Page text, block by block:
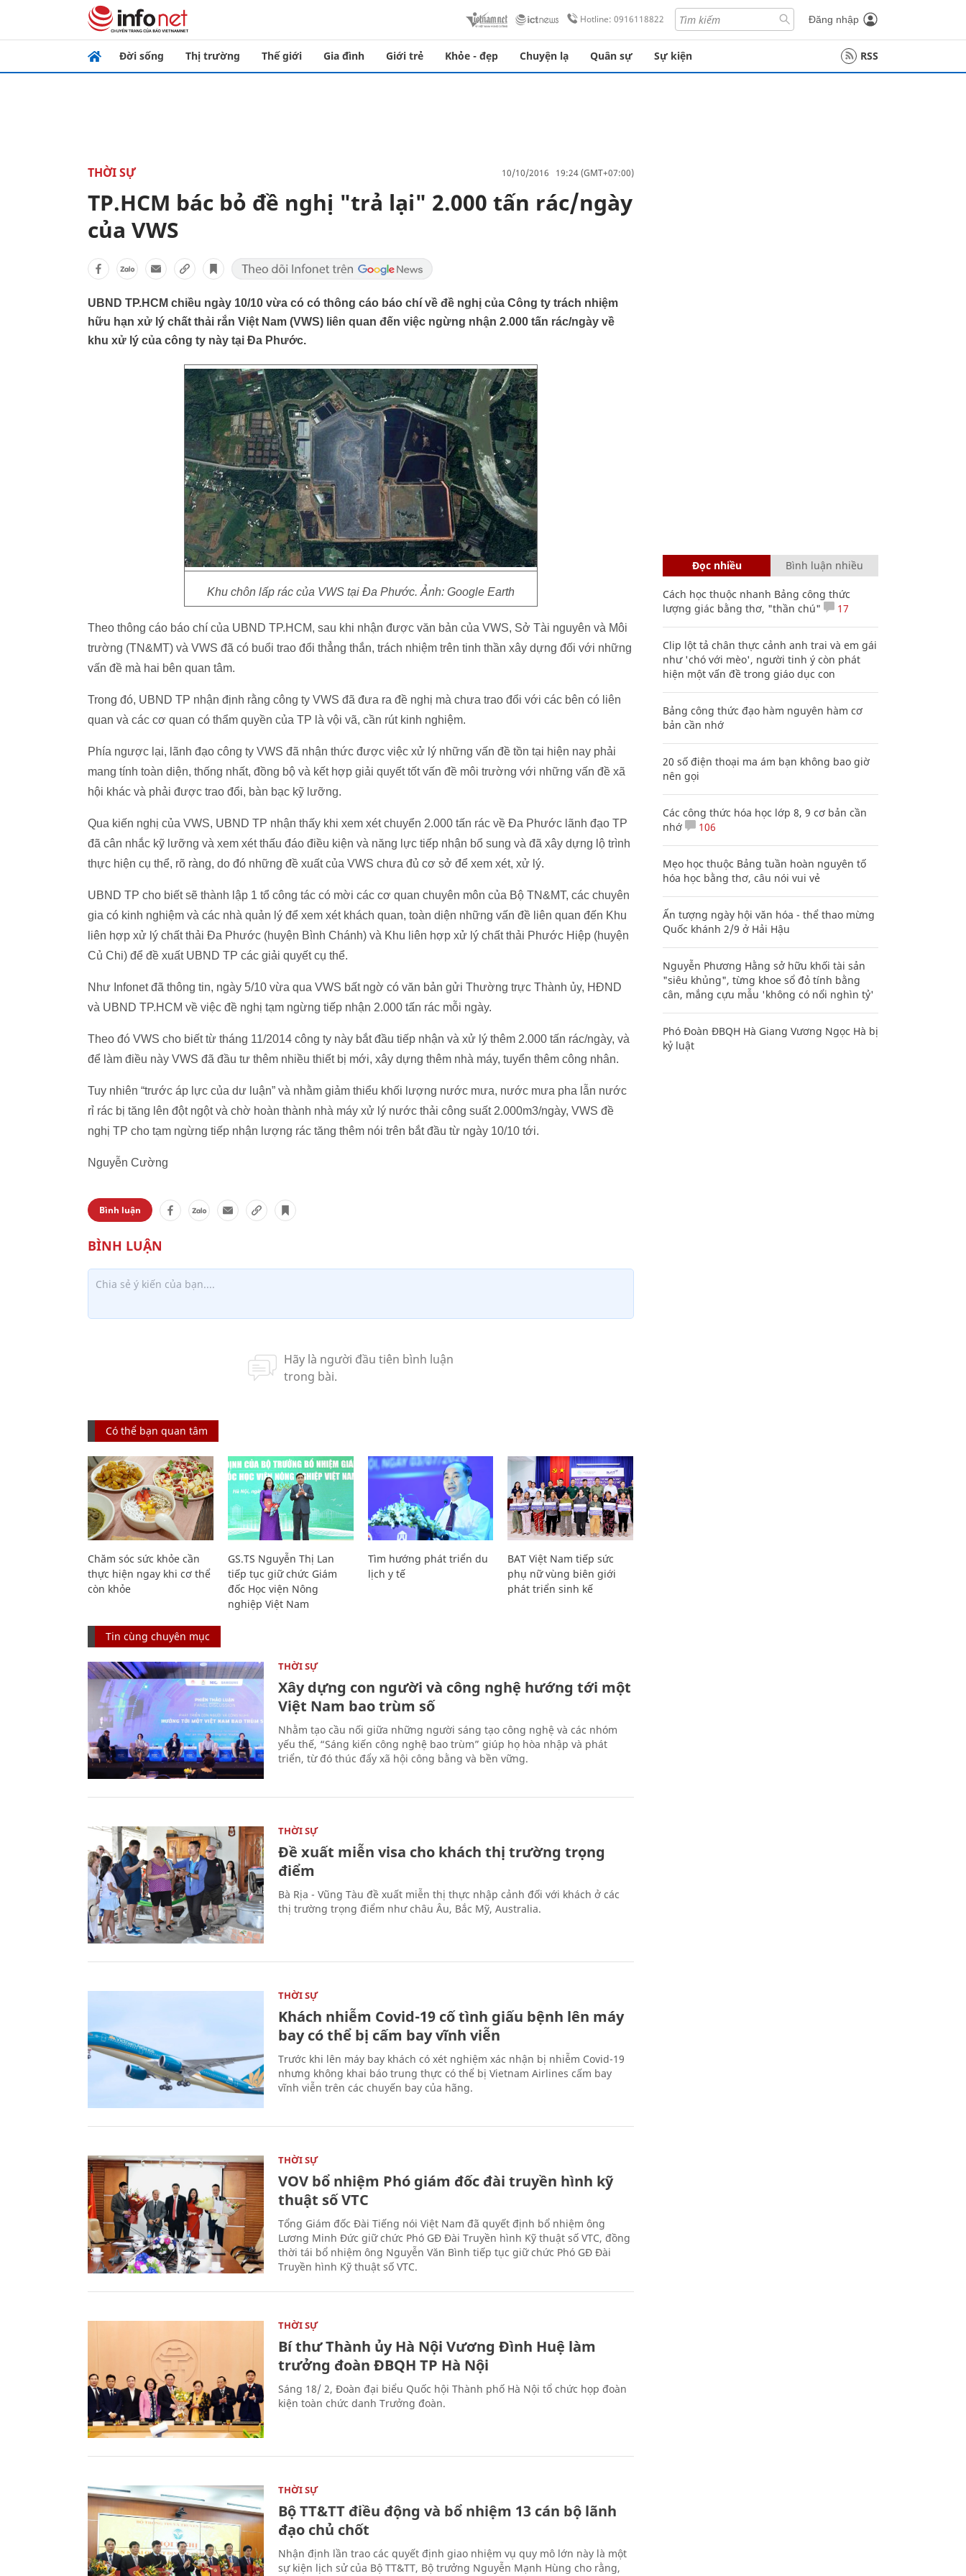
Hotline: 0916118822 Đăng nhập
Đời sống Thị trường Thế giới Gia đình Giới trẻ Khỏe - đẹp Chuyện lạ Quân sự Sự kiện RSS
THỜI SỰ 10/10/2016 19:24 (GMT+07:00)
TP.HCM bác bỏ đề nghị "trả lại" 2.000 tấn rác/ngày
của VWS
UBND TP.HCM chiều ngày 10/10 vừa có có thông cáo báo chí về đề nghị của Công ty trách nhiệm
hữu hạn xử lý chất thải rắn Việt Nam (VWS) liên quan đến việc ngừng nhận 2.000 tấn rác/ngày về
khu xử lý của công ty này tại Đa Phước.
Khu chôn lấp rác của VWS tại Đa Phước. Ảnh: Google Earth
Theo thông cáo báo chí của UBND TP.HCM, sau khi nhận được văn bản của VWS, Sở Tài nguyên và Môi
trường (TN&MT) và VWS đã có buổi trao đổi thẳng thắn, trách nhiệm trên tinh thần xây dựng đối với những
vấn đề mà hai bên quan tâm.
Trong đó, UBND TP nhận định rằng công ty VWS đã đưa ra đề nghị mà chưa trao đổi với các bên có liên
quan và các cơ quan có thẩm quyền của TP là vội vã, cần rút kinh nghiệm.
Phía ngược lại, lãnh đạo công ty VWS đã nhận thức được việc xử lý những vấn đề tồn tại hiện nay phải
mang tính toàn diện, thống nhất, đồng bộ và kết hợp giải quyết tốt vấn đề môi trường với những vấn đề xã
hội khác và phải được trao đổi, bàn bạc kỹ lưỡng.
Qua kiến nghị của VWS, UBND TP nhận thấy khi xem xét chuyển 2.000 tấn rác về Đa Phước lãnh đạo TP
đã cân nhắc kỹ lưỡng và xem xét thấu đáo điều kiện và năng lực tiếp nhận bổ sung và đã xây dựng lộ trình
thực hiện cụ thể, rõ ràng, do đó những đề xuất của VWS chưa đủ cơ sở để xem xét, xử lý.
UBND TP cho biết sẽ thành lập 1 tổ công tác có mời các cơ quan chuyên môn của Bộ TN&MT, các chuyên
gia có kinh nghiệm và các nhà quản lý để xem xét khách quan, toàn diện những vấn đề liên quan đến Khu
liên hợp xử lý chất thải Đa Phước (huyện Bình Chánh) và Khu liên hợp xử lý chất thải Phước Hiệp (huyện
Củ Chi) để đề xuất UBND TP các giải quyết cụ thể.
Như Infonet đã thông tin, ngày 5/10 vừa qua VWS bất ngờ có văn bản gửi Thường trực Thành ủy, HĐND
và UBND TP.HCM về việc đề nghị tạm ngừng tiếp nhận 2.000 tấn rác mỗi ngày.
Theo đó VWS cho biết từ tháng 11/2014 công ty này bắt đầu tiếp nhận và xử lý thêm 2.000 tấn rác/ngày, và
để làm điều này VWS đã đầu tư thêm nhiều thiết bị mới, xây dựng thêm nhà máy, tuyển thêm công nhân.
Tuy nhiên “trước áp lực của dư luận” và nhằm giảm thiểu khối lượng nước mưa, nước mưa pha lẫn nước
rỉ rác bị tăng lên đột ngột và chờ hoàn thành nhà máy xử lý nước thải công suất 2.000m3/ngày, VWS đề
nghị TP cho tạm ngừng tiếp nhận lượng rác tăng thêm nói trên bắt đầu từ ngày 10/10 tới.
Nguyễn Cường
Bình luận
Có thể bạn quan tâm
Chăm sóc sức khỏe cần
thực hiện ngay khi cơ thể
còn khỏe
GS.TS Nguyễn Thị Lan
tiếp tục giữ chức Giám
đốc Học viện Nông
nghiệp Việt Nam
Tìm hướng phát triển du
lịch y tế
BAT Việt Nam tiếp sức
phụ nữ vùng biên giới
phát triển sinh kế
Tin cùng chuyên mục
THỜI SỰ
Xây dựng con người và công nghệ hướng tới một
Việt Nam bao trùm số
Nhằm tạo cầu nối giữa những người sáng tạo công nghệ và các nhóm
yếu thế, “Sáng kiến công nghệ bao trùm” giúp họ hòa nhập và phát
triển, từ đó thúc đẩy xã hội công bằng và bền vững.
THỜI SỰ
Đề xuất miễn visa cho khách thị trường trọng
điểm
Bà Rịa - Vũng Tàu đề xuất miễn thị thực nhập cảnh đối với khách ở các
thị trường trọng điểm như châu Âu, Bắc Mỹ, Australia.
THỜI SỰ
Khách nhiễm Covid-19 cố tình giấu bệnh lên máy
bay có thể bị cấm bay vĩnh viễn
Trước khi lên máy bay khách có xét nghiệm xác nhận bị nhiễm Covid-19
nhưng không khai báo trung thực có thể bị Vietnam Airlines cấm bay
vĩnh viễn trên các chuyến bay của hãng.
THỜI SỰ
VOV bổ nhiệm Phó giám đốc đài truyền hình kỹ
thuật số VTC
Tổng Giám đốc Đài Tiếng nói Việt Nam đã quyết định bổ nhiệm ông
Lương Minh Đức giữ chức Phó GĐ Đài Truyền hình Kỹ thuật số VTC, đồng
thời tái bổ nhiệm ông Nguyễn Văn Bình tiếp tục giữ chức Phó GĐ Đài
Truyền hình Kỹ thuật số VTC.
THỜI SỰ
Bí thư Thành ủy Hà Nội Vương Đình Huệ làm
trưởng đoàn ĐBQH TP Hà Nội
Sáng 18/ 2, Đoàn đại biểu Quốc hội Thành phố Hà Nội tổ chức họp đoàn
kiện toàn chức danh Trưởng đoàn.
THỜI SỰ
Bộ TT&TT điều động và bổ nhiệm 13 cán bộ lãnh
đạo chủ chốt
Nhận định lần trao các quyết định giao nhiệm vụ quy mô lớn này là một
sự kiện lịch sử của Bộ TT&TT, Bộ trưởng Nguyễn Mạnh Hùng cho rằng,
Đọc nhiều Bình luận nhiều
Cách học thuộc nhanh Bảng công thức
lượng giác bằng thơ, "thần chú"
17
Clip lột tả chân thực cảnh anh trai và em gái
như 'chó với mèo', người tinh ý còn phát
hiện một vấn đề trong giáo dục con
Bảng công thức đạo hàm nguyên hàm cơ
bản cần nhớ
20 số điện thoại ma ám bạn không bao giờ
nên gọi
Các công thức hóa học lớp 8, 9 cơ bản cần
nhớ
106
Mẹo học thuộc Bảng tuần hoàn nguyên tố
hóa học bằng thơ, câu nói vui vẻ
Ấn tượng ngày hội văn hóa - thể thao mừng
Quốc khánh 2/9 ở Hải Hậu
Nguyễn Phương Hằng sở hữu khối tài sản
"siêu khủng", từng khoe sổ đỏ tính bằng
cân, mắng cựu mẫu 'không có nổi nghìn tỷ'
Phó Đoàn ĐBQH Hà Giang Vương Ngọc Hà bị
kỷ luật